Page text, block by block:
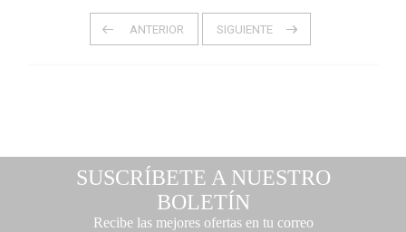
SUSCRÍBETE A NUESTRO
BOLETÍN
Recibe las mejores ofertas en tu correo